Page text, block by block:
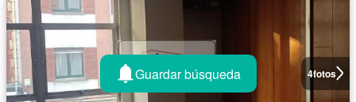
4fotos
Guardar búsqueda